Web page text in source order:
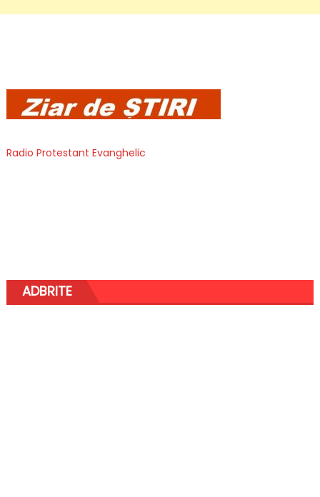
Radio Protestant Evanghelic
ADBRITE